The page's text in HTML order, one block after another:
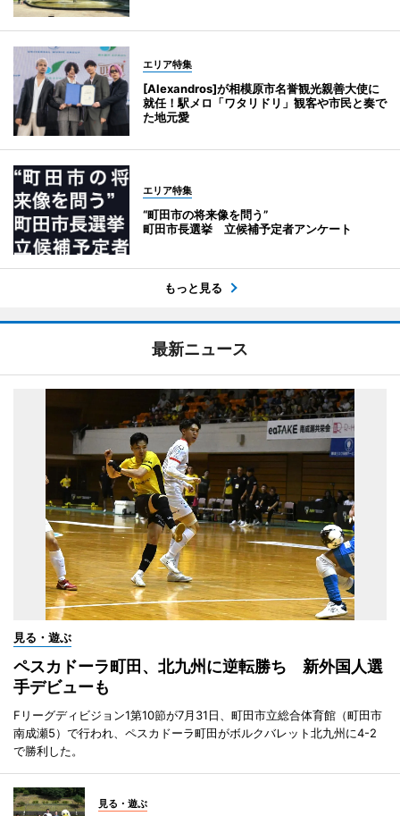
エリア特集
[Alexandros]が相模原市名誉観光親善大使に
就任！駅メロ「ワタリドリ」観客や市民と奏で
た地元愛
エリア特集
“町田市の将来像を問う”
町田市長選挙 立候補予定者アンケート
もっと見る
最新ニュース
見る・遊ぶ
ペスカドーラ町田、北九州に逆転勝ち 新外国人選
手デビューも
Fリーグディビジョン1第10節が7月31日、町田市立総合体育館（町田市
南成瀬5）で行われ、ペスカドーラ町田がボルクバレット北九州に4-2
で勝利した。
見る・遊ぶ